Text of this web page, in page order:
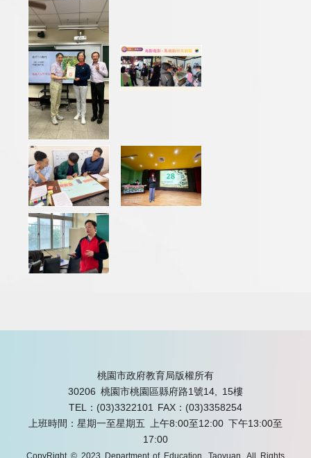
桃園市政府教育局版權所有
30206 桃園市桃園區縣府路1號14, 15樓
TEL：(03)3322101
FAX：(03)3358254
上班時間：星期一至星期五 上午8:00至12:00 下午13:00至
17:00
CopyRight © 2023 Department of Education, Taoyuan. All Rights